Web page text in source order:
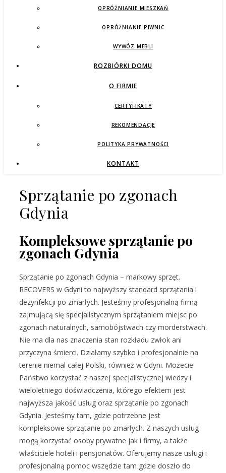
OPRÓŻNIANIE MIESZKAŃ
OPRÓŻNIANIE PIWNIC
WYWÓZ MEBLI
ROZBIÓRKI DOMU
O FIRMIE
CERTYFIKATY
REKOMENDACJE
POLITYKA PRYWATNOŚCI
KONTAKT
Sprzątanie po zgonach
Gdynia
Kompleksowe sprzątanie po
zgonach Gdynia
Sprzątanie po zgonach Gdynia – markowy sprzęt.
RECOVERS w Gdyni to najwyższy standard sprzątania i
dezynfekcji po zmarłych. Jesteśmy profesjonalną firmą
zajmującą się specjalistycznym sprzątaniem miejsc po
zgonach naturalnych, samobójstwach czy morderstwach.
Nie ma dla nas znaczenia stan rozkładu zwłok ani
przyczyna śmierci. Działamy szybko i profesjonalnie na
terenie niemal całej Polski, również w Gdyni. Możecie
Państwo korzystać z naszej specjalistycznej wiedzy i
wieloletniego doświadczenia, którego efektem jest
najwyższa jakość usług oraz sprzątanie po zgonach
Gdynia. Jesteśmy tam, gdzie potrzebne jest
kompleksowe sprzątanie po zmarłych. Z naszych usług
mogą korzystać osoby prywatne jak i firmy, a także
właściciele hoteli i pensjonatów. Oferujemy nasze usługi i
profesjonalną pomoc wszędzie tam gdzie doszło do